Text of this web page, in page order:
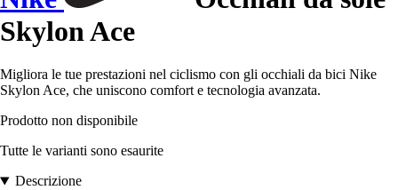
Skylon Ace
Migliora le tue prestazioni nel ciclismo con gli occhiali da bici Nike
Skylon Ace, che uniscono comfort e tecnologia avanzata.
Prodotto non disponibile
Tutte le varianti sono esaurite
Descrizione